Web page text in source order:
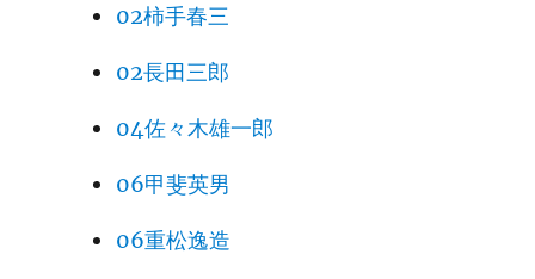
02柿手春三
02長田三郎
04佐々木雄一郎
06甲斐英男
06重松逸造